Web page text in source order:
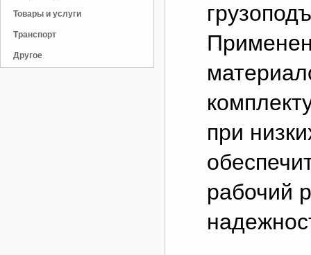
Товары и услуги
Транспорт
Другое
при
рабочий